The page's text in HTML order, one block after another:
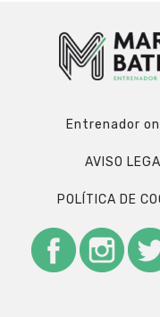
Entrenador
AVISO
POLÍTICA DE